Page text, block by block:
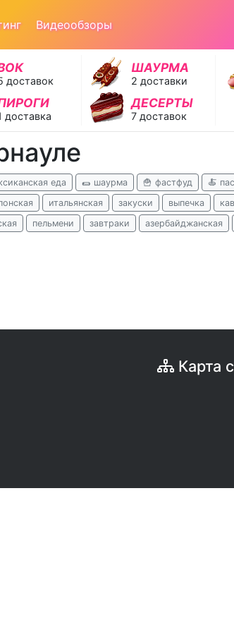
Видеообзоры
доставок
ШАУРМА
2 доставки
доставка
ДЕСЕРТЫ
7 доставок
еда 🌯 шаурма 🍟 фастфуд 🍝
итальянская закуски выпечка
пельмени завтраки азербайджанская
Карта